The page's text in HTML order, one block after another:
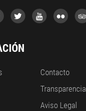
Contacto
Transparencia
Aviso Legal